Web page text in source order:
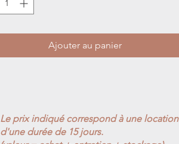
Ajouter au panier
Le prix indiqué correspond à une location
d'une durée de 15 jours.